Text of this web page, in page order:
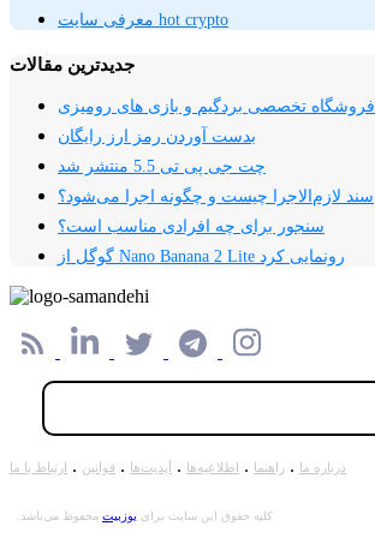
معرفی سایت hot crypto
جدیدترین مقالات
فروشگاه تخصصی بردگیم و بازی های رومیزی
بدست آوردن رمز ارز رایگان
چت جی پی تی 5.5 منتشر شد
سند لازم‌الاجرا چیست و چگونه اجرا می‌شود؟
سنجور برای چه افرادی مناسب است؟
گوگل از Nano Banana 2 Lite رونمایی کرد
درباره ما . راهنما . اطلاعیه‌ها . آپدیت‌ها . قوانین . ارتباط با ما
کلیه حقوق این سایت برای یوزبیت محفوظ می‌باشد.